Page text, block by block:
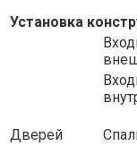
Установка
Дверей